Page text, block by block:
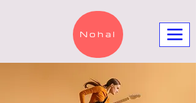
Nohal